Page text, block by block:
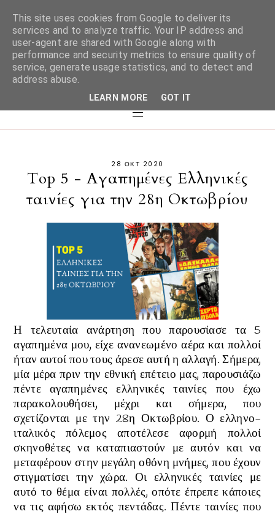
28 ΟΚΤ 2020
Top 5 - Αγαπημένες Ελληνικές
ταινίες για την 28η Οκτωβρίου
Η τελευταία ανάρτηση που παρουσίασε τα 5
αγαπημένα μου, είχε ανανεωμένο αέρα και πολλοί
ήταν αυτοί που τους άρεσε αυτή η αλλαγή. Σήμερα,
μία μέρα πριν την εθνική επέτειο μας, παρουσιάζω
πέντε αγαπημένες ελληνικές ταινίες που έχω
παρακολουθήσει, μέχρι και σήμερα, που
σχετίζονται με την 28η Οκτωβρίου. Ο ελληνο-
ιταλικός πόλεμος αποτέλεσε αφορμή πολλοί
σκηνοθέτες να καταπιαστούν με αυτόν και να
μεταφέρουν στην μεγάλη οθόνη μνήμες, που έχουν
στιγματίσει την χώρα. Οι ελληνικές ταινίες με
αυτό το θέμα είναι πολλές, οπότε έπρεπε κάποιες
να τις αφήσω εκτός πεντάδας. Πέντε ταινίες που
This site uses cookies from Google to deliver its
services and to analyze traffic. Your IP address and
user-agent are shared with Google along with
performance and security metrics to ensure quality of
service, generate usage statistics, and to detect and
address abuse.
LEARN MORE GOT IT